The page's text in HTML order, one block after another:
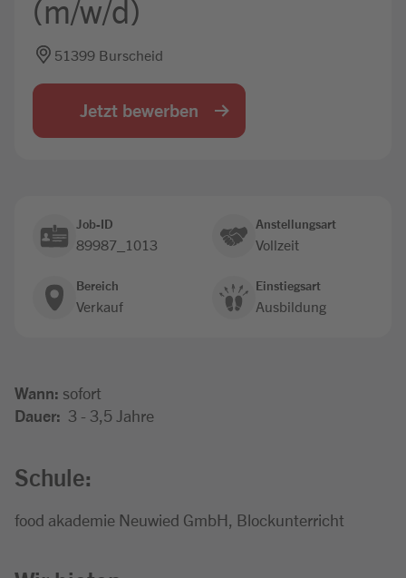
(m/w/d)
51399 Burscheid
Jetzt bewerben
Job-ID
89987_1013
Anstellungsart
Vollzeit
Bereich
Verkauf
Einstiegsart
Ausbildung
Wann: sofort
Dauer: 3 - 3,5 Jahre
Schule:
food akademie Neuwied GmbH, Blockunterricht